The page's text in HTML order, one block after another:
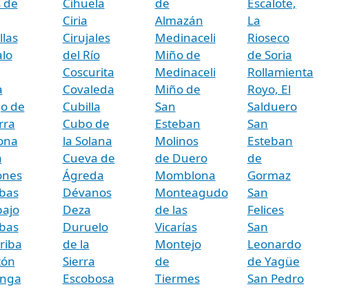
de
Ciria
Cirujales
del Río
Coscurita
Covaleda
Cubilla
Cubo de
la Solana
Cueva de
Ágreda
Dévanos
Deza
Duruelo
de la
Sierra
Escobosa
Almazán
Medinaceli
Miño de
Medinaceli
Miño de
San
Esteban
Molinos
de Duero
Momblona
Monteagudo
de las
Vicarías
Montejo
de
Tiermes
La
Rioseco
de Soria
Rollamienta
Royo, El
Salduero
San
Esteban
de
Gormaz
San
Felices
San
Leonardo
de Yagüe
San Pedro